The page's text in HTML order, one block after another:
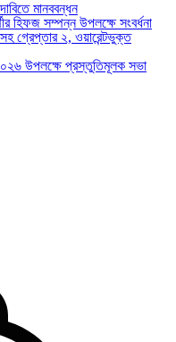
মানববন্ধন
হিফজ সম্পন্ন উপলক্ষে সংবর্ধনা
গ্রেপ্তার ২, ওয়ারেন্টভুক্ত
উপলক্ষে প্রস্তুতিমূলক সভা